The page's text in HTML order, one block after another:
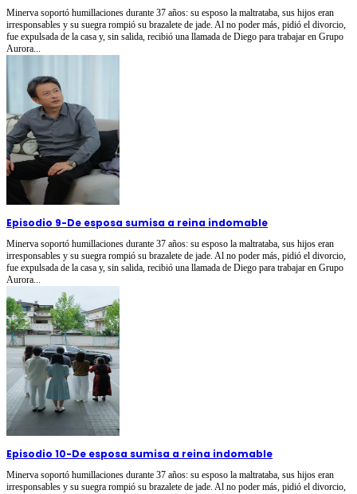
Minerva soportó humillaciones durante 37 años: su esposo la maltrataba, sus hijos eran
irresponsables y su suegra rompió su brazalete de jade. Al no poder más, pidió el divorcio,
fue expulsada de la casa y, sin salida, recibió una llamada de Diego para trabajar en Grupo
Aurora...
Episodio 9-De esposa sumisa a reina indomable
Minerva soportó humillaciones durante 37 años: su esposo la maltrataba, sus hijos eran
irresponsables y su suegra rompió su brazalete de jade. Al no poder más, pidió el divorcio,
fue expulsada de la casa y, sin salida, recibió una llamada de Diego para trabajar en Grupo
Aurora...
Episodio 10-De esposa sumisa a reina indomable
Minerva soportó humillaciones durante 37 años: su esposo la maltrataba, sus hijos eran
irresponsables y su suegra rompió su brazalete de jade. Al no poder más, pidió el divorcio,